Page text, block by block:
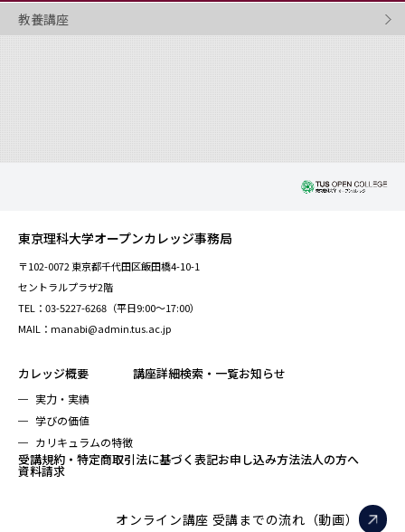
教養講座
東京理科大学オープンカレッジ事務局
〒102-0072 東京都千代田区飯田橋4-10-1
セントラルプラザ2階
TEL：03-5227-6268（平日9:00～17:00）
MAIL：manabi@admin.tus.ac.jp
カレッジ概要
実力・実績
学びの価値
カリキュラムの特徴
講座詳細検索・一覧お知らせ
受講規約・特定商取引法に基づく表記お申し込み方法法人の方へ
資料請求
オンライン講座 受講までの流れ（動画）